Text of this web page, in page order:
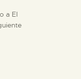
a El